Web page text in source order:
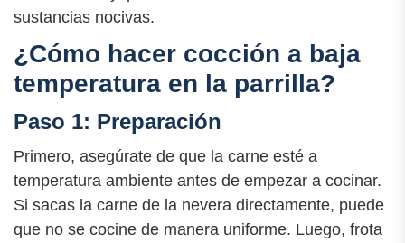
sustancias nocivas.
¿Cómo hacer cocción a baja
temperatura en la parrilla?
Paso 1: Preparación
Primero, asegúrate de que la carne esté a
temperatura ambiente antes de empezar a cocinar.
Si sacas la carne de la nevera directamente, puede
que no se cocine de manera uniforme. Luego, frota